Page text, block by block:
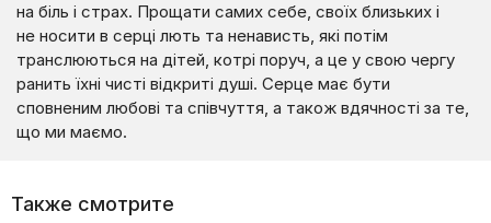
на біль і страх. Прощати самих себе, своїх близьких і
не носити в серці лють та ненависть, які потім
транслюються на дітей, котрі поруч, а це у свою чергу
ранить їхні чисті відкриті душі. Серце має бути
сповненим любові та співчуття, а також вдячності за те,
що ми маємо.
Также смотрите